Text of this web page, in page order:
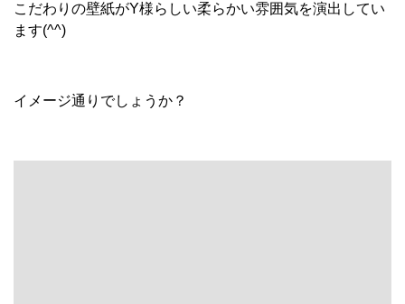
こだわりの壁紙がY様らしい柔らかい雰囲気を演出してい
ます(^^)
イメージ通りでしょうか？